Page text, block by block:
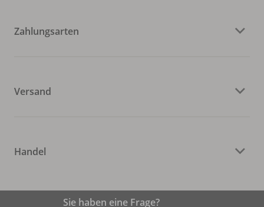
Zahlungsarten
Versand
Handel
Sie haben eine Frage?